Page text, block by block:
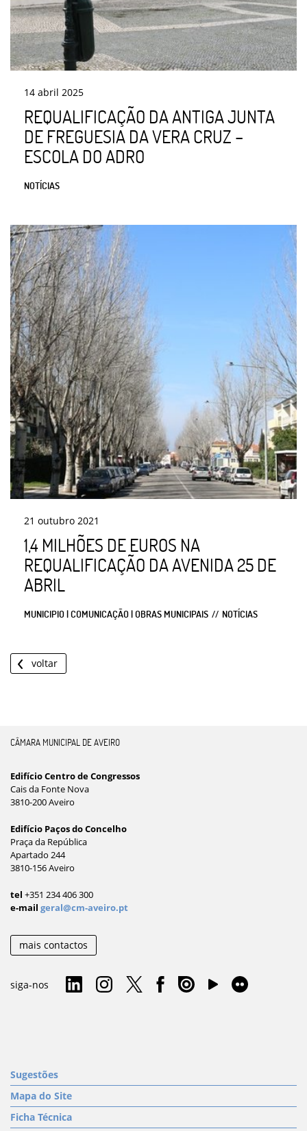
14 abril 2025
REQUALIFICAÇÃO DA ANTIGA JUNTA
DE FREGUESIA DA VERA CRUZ –
ESCOLA DO ADRO
NOTÍCIAS
21 outubro 2021
1,4 MILHÕES DE EUROS NA
REQUALIFICAÇÃO DA AVENIDA 25 DE
ABRIL
MUNICIPIO | COMUNICAÇÃO | OBRAS MUNICIPAIS NOTÍCIAS
voltar
CÂMARA MUNICIPAL DE AVEIRO
Edifício Centro de Congressos
Cais da Fonte Nova
3810-200 Aveiro
Edifício Paços do Concelho
Praça da República
Apartado 244
3810-156 Aveiro
tel +351 234 406 300
e-mail geral@cm-aveiro.pt
mais contactos
siga-nos
Sugestões
Mapa do Site
Ficha Técnica